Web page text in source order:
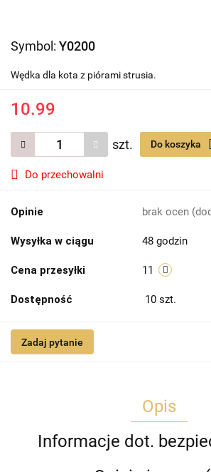
Symbol: Y0200
Wędka dla kota z piórami strusia.
10.99
szt. Do koszyka
Do przechowalni
Opinie brak ocen
Wysyłka w ciągu 48 godzin
Cena przesyłki 11
Dostępność 10 szt.
Zadaj pytanie
Opis
Informacje dot.